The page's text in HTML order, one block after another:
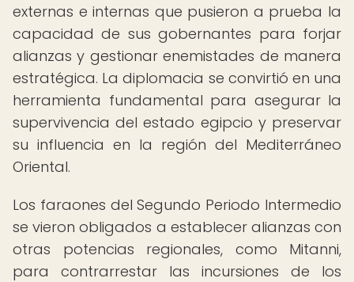
externas e internas que pusieron a prueba la
capacidad de sus gobernantes para forjar
alianzas y gestionar enemistades de manera
estratégica. La diplomacia se convirtió en una
herramienta fundamental para asegurar la
supervivencia del estado egipcio y preservar
su influencia en la región del Mediterráneo
Oriental.
Los faraones del Segundo Periodo Intermedio
se vieron obligados a establecer alianzas con
otras potencias regionales, como Mitanni,
para contrarrestar las incursiones de los